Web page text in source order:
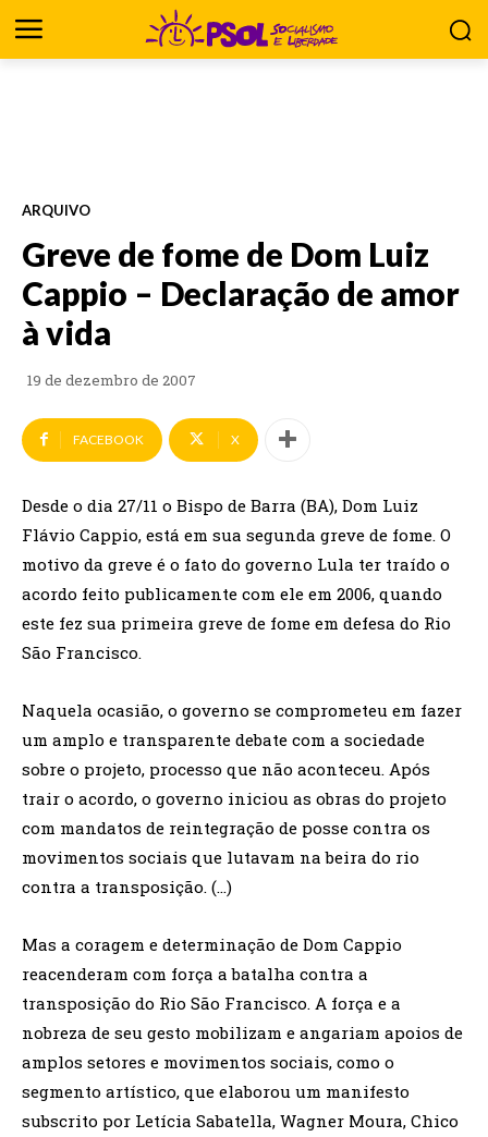
ARQUIVO
Greve de fome de Dom Luiz
Cappio – Declaração de amor
à vida
19 de dezembro de 2007
FACEBOOK X
Desde o dia 27/11 o Bispo de Barra (BA), Dom Luiz
Flávio Cappio, está em sua segunda greve de fome. O
motivo da greve é o fato do governo Lula ter traído o
acordo feito publicamente com ele em 2006, quando
este fez sua primeira greve de fome em defesa do Rio
São Francisco.
Naquela ocasião, o governo se comprometeu em fazer
um amplo e transparente debate com a sociedade
sobre o projeto, processo que não aconteceu. Após
trair o acordo, o governo iniciou as obras do projeto
com mandatos de reintegração de posse contra os
movimentos sociais que lutavam na beira do rio
contra a transposição. (…)
Mas a coragem e determinação de Dom Cappio
reacenderam com força a batalha contra a
transposição do Rio São Francisco. A força e a
nobreza de seu gesto mobilizam e angariam apoios de
amplos se­tores e movimentos sociais, como o
segmento artístico, que elaborou um manifesto
subscrito por Letícia Sabatella, Wagner Moura, Chico